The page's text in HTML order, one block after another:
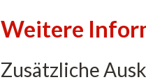
Weitere
Zusätzliche